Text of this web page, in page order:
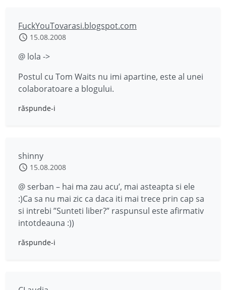
FuckYouTovarasi.blogspot.com
15.08.2008
@ lola ->
Postul cu Tom Waits nu imi apartine, este al unei
colaboratoare a blogului.
răspunde-i
shinny
15.08.2008
@ serban – hai ma zau acu’, mai asteapta si ele
:)Ca sa nu mai zic ca daca iti mai trece prin cap sa
si intrebi ”Sunteti liber?” raspunsul este afirmativ
intotdeauna :))
răspunde-i